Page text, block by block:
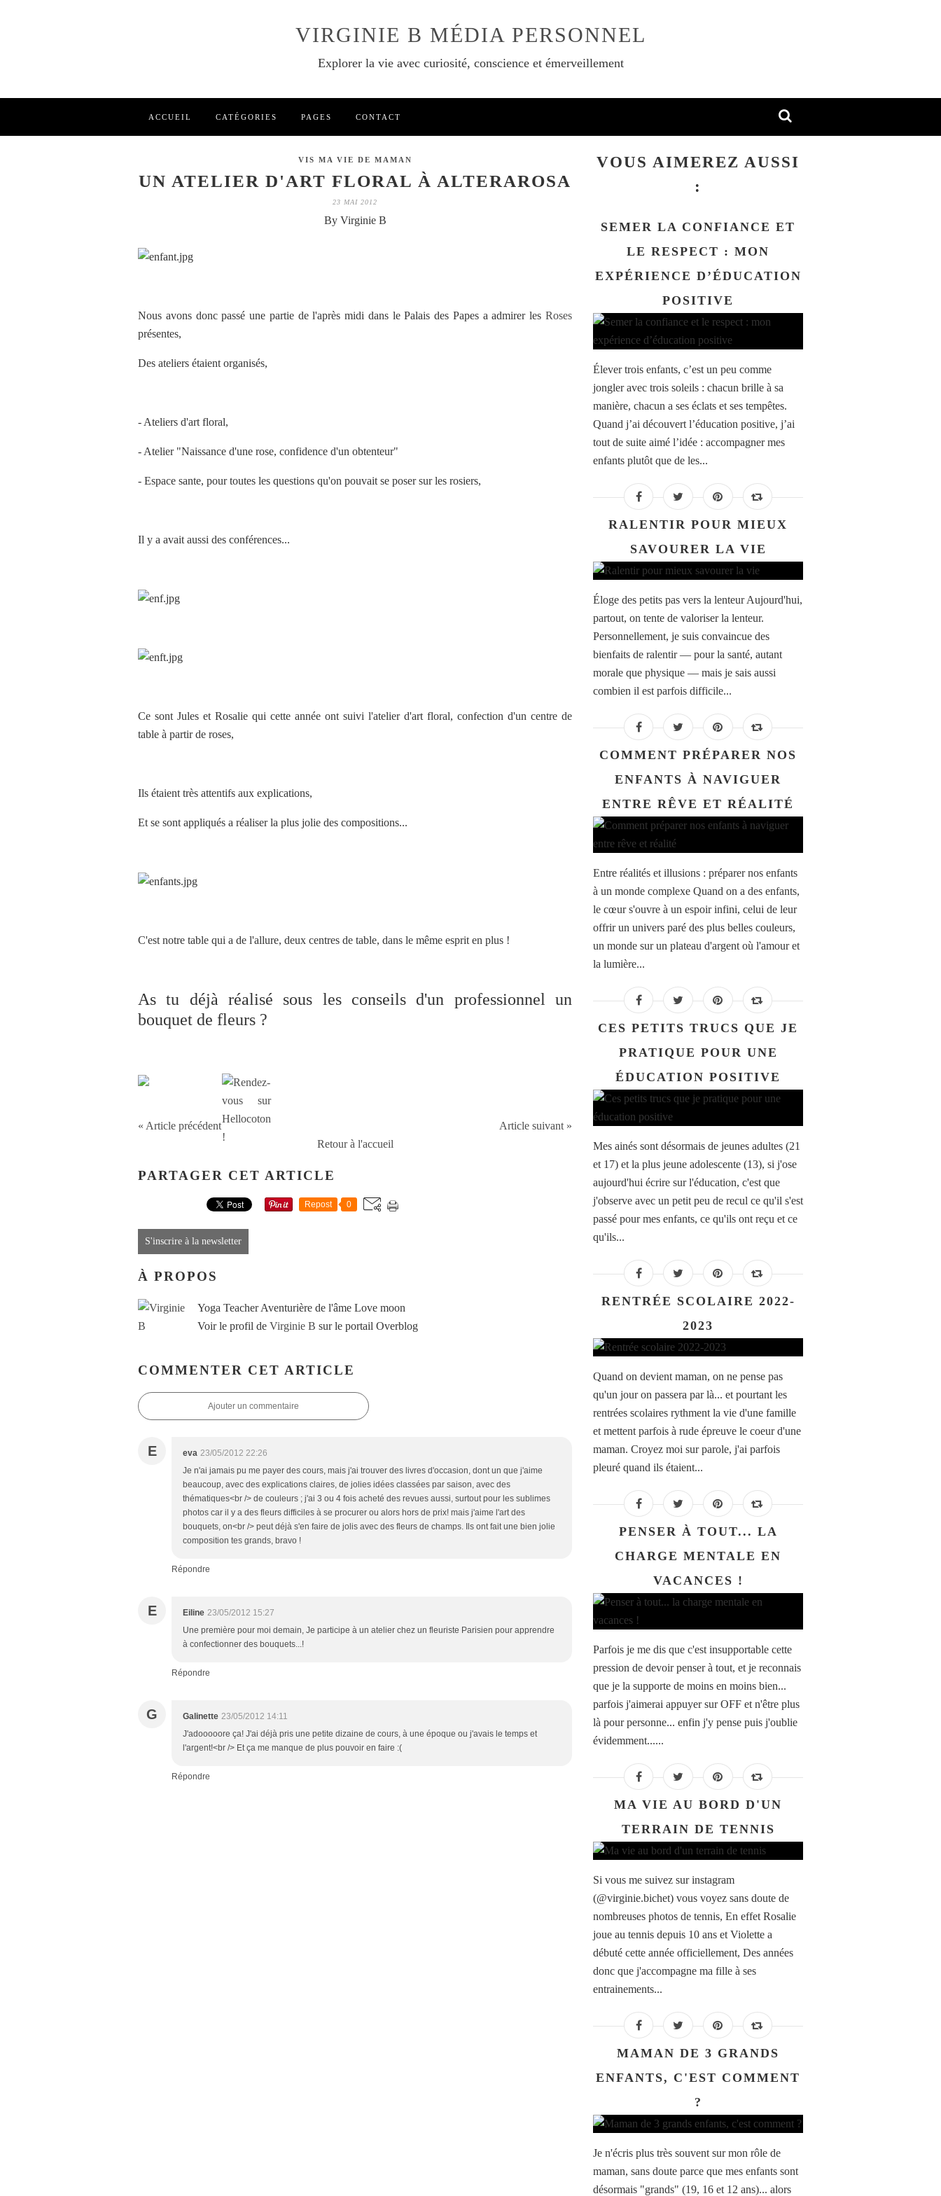
VIRGINIE B MÉDIA PERSONNEL
Explorer la vie avec curiosité, conscience et émerveillement
ACCUEIL CATÉGORIES PAGES CONTACT
VIS MA VIE DE MAMAN
UN ATELIER D'ART FLORAL À ALTERAROSA
23 MAI 2012
By Virginie B
Nous avons donc passé une partie de l'après midi dans le Palais des Papes a admirer les Roses
présentes,
Des ateliers étaient organisés,
- Ateliers d'art floral,
- Atelier "Naissance d'une rose, confidence d'un obtenteur"
- Espace sante, pour toutes les questions qu'on pouvait se poser sur les rosiers,
Il y a avait aussi des conférences...
Ce sont Jules et Rosalie qui cette année ont suivi l'atelier d'art floral, confection d'un centre de
table à partir de roses,
Ils étaient très attentifs aux explications,
Et se sont appliqués a réaliser la plus jolie des compositions...
C'est notre table qui a de l'allure, deux centres de table, dans le même esprit en plus !
As tu déjà réalisé sous les conseils d'un professionnel un
bouquet de fleurs ?
« Article précédent
Article suivant »
Retour à l'accueil
PARTAGER CET ARTICLE
Repost 0
S'inscrire à la newsletter
À PROPOS
Yoga Teacher Aventurière de l'âme Love moon
Voir le profil de Virginie B sur le portail Overblog
COMMENTER CET ARTICLE
Ajouter un commentaire
E eva 23/05/2012 22:26
Je n'ai jamais pu me payer des cours, mais j'ai trouver des livres d'occasion, dont un que j'aime
beaucoup, avec des explications claires, de jolies idées classées par saison, avec des
thématiques<br /> de couleurs ; j'ai 3 ou 4 fois acheté des revues aussi, surtout pour les sublimes
photos car il y a des fleurs difficiles à se procurer ou alors hors de prix! mais j'aime l'art des
bouquets, on<br /> peut déjà s'en faire de jolis avec des fleurs de champs. Ils ont fait une bien jolie
composition tes grands, bravo !
Répondre
E Eiline 23/05/2012 15:27
Une première pour moi demain, Je participe à un atelier chez un fleuriste Parisien pour apprendre
à confectionner des bouquets...!
Répondre
G Galinette 23/05/2012 14:11
J'adooooore ça! J'ai déjà pris une petite dizaine de cours, à une époque ou j'avais le temps et
l'argent!<br /> Et ça me manque de plus pouvoir en faire :(
Répondre
VOUS AIMEREZ AUSSI
:
SEMER LA CONFIANCE ET
LE RESPECT : MON
EXPÉRIENCE D’ÉDUCATION
POSITIVE
Élever trois enfants, c’est un peu comme
jongler avec trois soleils : chacun brille à sa
manière, chacun a ses éclats et ses tempêtes.
Quand j’ai découvert l’éducation positive, j’ai
tout de suite aimé l’idée : accompagner mes
enfants plutôt que de les...
RALENTIR POUR MIEUX
SAVOURER LA VIE
Éloge des petits pas vers la lenteur Aujourd'hui,
partout, on tente de valoriser la lenteur.
Personnellement, je suis convaincue des
bienfaits de ralentir — pour la santé, autant
morale que physique — mais je sais aussi
combien il est parfois difficile...
COMMENT PRÉPARER NOS
ENFANTS À NAVIGUER
ENTRE RÊVE ET RÉALITÉ
Entre réalités et illusions : préparer nos enfants
à un monde complexe Quand on a des enfants,
le cœur s'ouvre à un espoir infini, celui de leur
offrir un univers paré des plus belles couleurs,
un monde sur un plateau d'argent où l'amour et
la lumière...
CES PETITS TRUCS QUE JE
PRATIQUE POUR UNE
ÉDUCATION POSITIVE
Mes ainés sont désormais de jeunes adultes (21
et 17) et la plus jeune adolescente (13), si j'ose
aujourd'hui écrire sur l'éducation, c'est que
j'observe avec un petit peu de recul ce qu'il s'est
passé pour mes enfants, ce qu'ils ont reçu et ce
qu'ils...
RENTRÉE SCOLAIRE 2022-
2023
Quand on devient maman, on ne pense pas
qu'un jour on passera par là... et pourtant les
rentrées scolaires rythment la vie d'une famille
et mettent parfois à rude épreuve le coeur d'une
maman. Croyez moi sur parole, j'ai parfois
pleuré quand ils étaient...
PENSER À TOUT... LA
CHARGE MENTALE EN
VACANCES !
Parfois je me dis que c'est insupportable cette
pression de devoir penser à tout, et je reconnais
que je la supporte de moins en moins bien...
parfois j'aimerai appuyer sur OFF et n'être plus
là pour personne... enfin j'y pense puis j'oublie
évidemment......
MA VIE AU BORD D'UN
TERRAIN DE TENNIS
Si vous me suivez sur instagram
(@virginie.bichet) vous voyez sans doute de
nombreuses photos de tennis, En effet Rosalie
joue au tennis depuis 10 ans et Violette a
débuté cette année officiellement, Des années
donc que j'accompagne ma fille à ses
entrainements...
MAMAN DE 3 GRANDS
ENFANTS, C'EST COMMENT
?
Je n'écris plus très souvent sur mon rôle de
maman, sans doute parce que mes enfants sont
désormais "grands" (19, 16 et 12 ans)... alors